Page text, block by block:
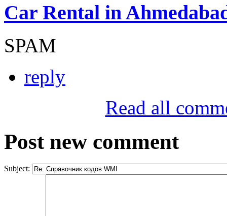
Car Rental in
SPAM
reply
Read all
Post new comment
Subject: